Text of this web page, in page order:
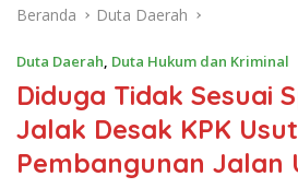
Beranda Duta Daerah
Duta Daerah, Duta Hukum dan Kriminal
Diduga Tidak Sesuai
Jalak Desak KPK
Pembangunan Jalan